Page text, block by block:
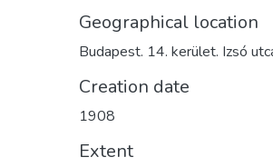
Geographical location
Budapest. 14. kerület. Izsó
Creation date
1908
Extent